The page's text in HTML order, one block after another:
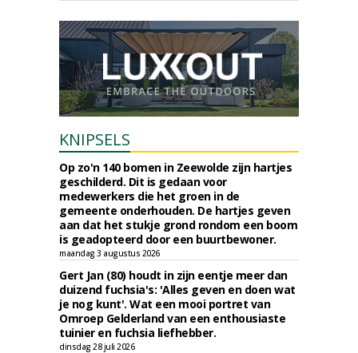
KNIPSELS
Op zo'n 140 bomen in Zeewolde zijn hartjes
geschilderd. Dit is gedaan voor
medewerkers die het groen in de
gemeente onderhouden. De hartjes geven
aan dat het stukje grond rondom een boom
is geadopteerd door een buurtbewoner.
maandag 3 augustus 2026
Gert Jan (80) houdt in zijn eentje meer dan
duizend fuchsia's: 'Alles geven en doen wat
je nog kunt'. Wat een mooi portret van
Omroep Gelderland van een enthousiaste
tuinier en fuchsia liefhebber.
dinsdag 28 juli 2026